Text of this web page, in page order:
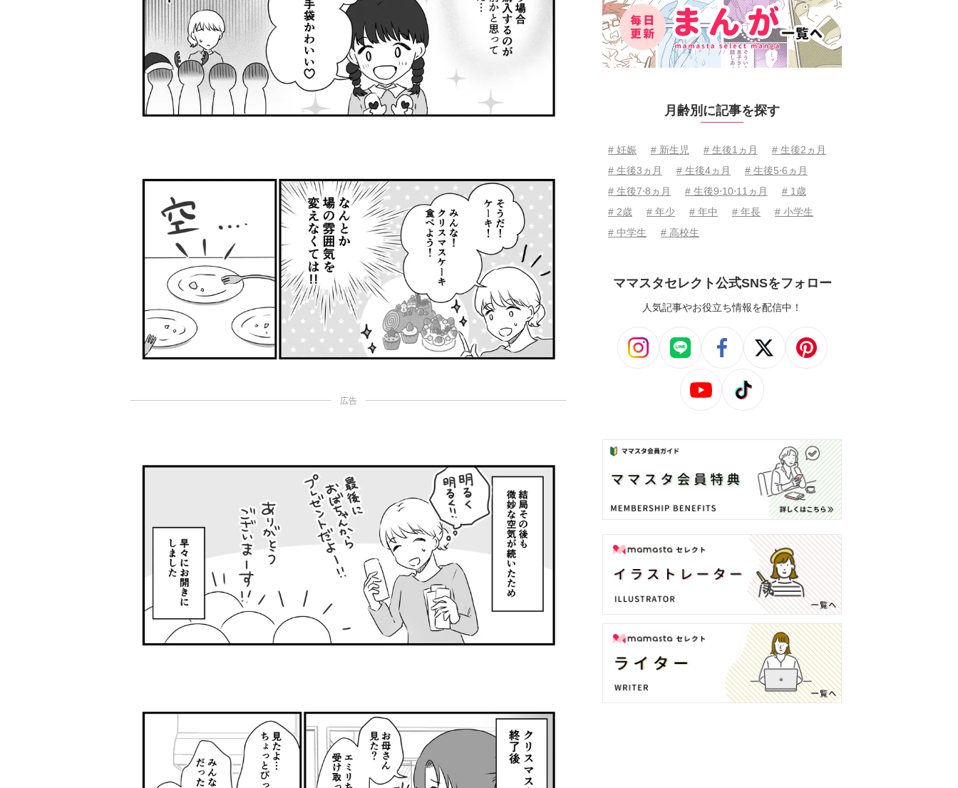
広告
月齢別に記事を探す
# 妊娠 # 新生児 # 生後1ヵ月
# 生後2ヵ月
# 生後3ヵ月
# 生後4ヵ月
# 生後5⋅6ヵ月
# 生後7⋅8ヵ月
# 生後9⋅10⋅11ヵ月
# 1歳
# 2歳
# 年少 # 年中 # 年長
# 小学生
# 中学生
# 高校生
ママスタセレクト公式SNSをフォロー
人気記事やお役立ち情報を配信中！